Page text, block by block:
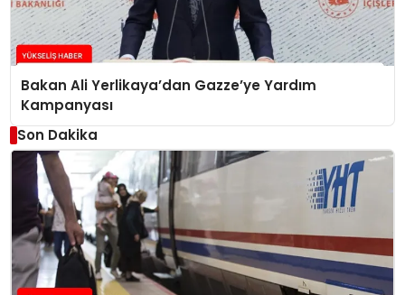
Bakan Ali Yerlikaya’dan Gazze’ye Yardım
Kampanyası
Son Dakika